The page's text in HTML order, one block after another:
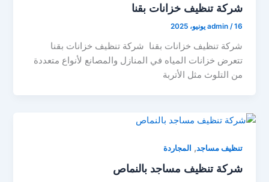
شركة تنظيف خزانات بقنا
admin /16 يونيو، 2025
شركة تنظيف خزانات بقنا شركة تنظيف خزانات بقنا
تتعرض خزانات المياه في المنازل والمصانع لأنواع متعددة
من التلوث مثل الأتربة
تنظيف مساجد, المجاردة
شركة تنظيف مساجد بالنماص